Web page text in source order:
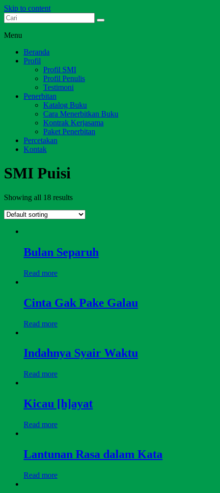
Skip to content
Dari Jambi untuk Indonesia
Menu
Beranda
Profil
Profil SMI
Profil Penulis
Testimoni
Penerbitan
Katalog Buku
Cara Menerbitkan Buku
Kontrak Kerjasama
Paket Penerbitan
Percetakan
Kontak
SMI Puisi
Showing all 18 results
Bulan Separuh
Read more
Cinta Gak Pake Galau
Read more
Indahnya Syair Waktu
Read more
Kicau [h]ayat
Read more
Lantunan Rasa dalam Kata
Read more